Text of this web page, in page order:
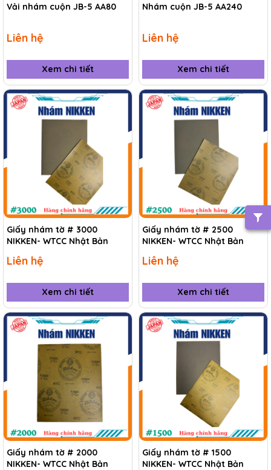
Vải nhám cuộn JB-5 AA80
Liên hệ
Xem chi tiết
Nhám cuộn JB-5 AA240
Liên hệ
Xem chi tiết
Giấy nhám tờ # 3000
NIKKEN- WTCC Nhật Bản
Liên hệ
Xem chi tiết
Giấy nhám tờ # 2500
NIKKEN- WTCC Nhật Bản
Liên hệ
Xem chi tiết
Giấy nhám tờ # 2000
NIKKEN- WTCC Nhật Bản
Giấy nhám tờ # 1500
NIKKEN- WTCC Nhật Bản